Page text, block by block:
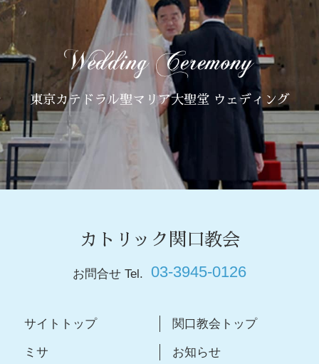
東京カテドラル聖マリア大聖堂 ウェディング
カトリック関口教会
お問合せ Tel. 03-3945-0126
サイトトップ 関口教会トップ
ミサ お知らせ